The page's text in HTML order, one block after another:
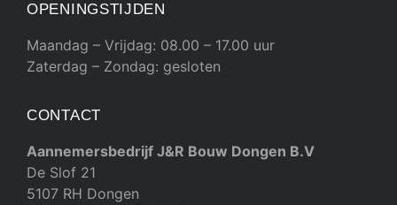
OPENINGSTIJDEN
Maandag – Vrijdag: 08.00 – 17.00 uur
Zaterdag – Zondag: gesloten
CONTACT
Aannemersbedrijf J&R Bouw Dongen B.V
De Slof 21
5107 RH Dongen